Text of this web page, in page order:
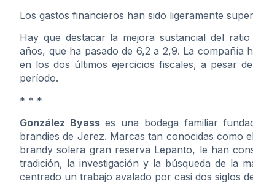
Los gastos financieros han sido ligeramente
Hay que destacar la mejora sustancial del
años, que ha pasado de 6,2 a 2,9. La compañía
en los dos últimos ejercicios fiscales, a pesar
período.
* * *
González Byasses una bodega familiar
brandies de Jerez. Marcas tan conocidas como
brandy solera gran reserva Lepanto, le han
tradición, la investigación y la búsqueda de la
centrado un trabajo avalado por casi dos siglos